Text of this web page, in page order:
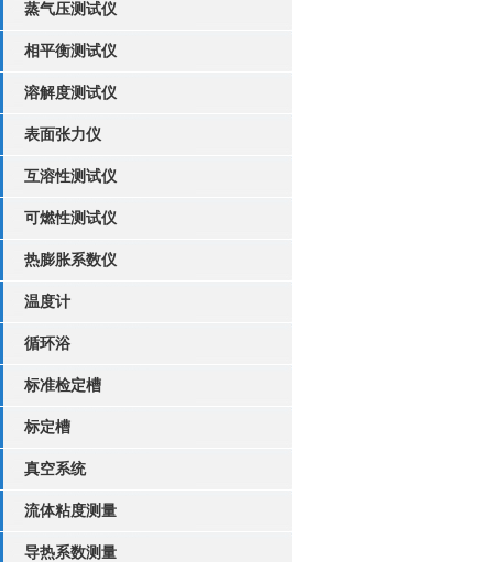
蒸气压测试仪
相平衡测试仪
溶解度测试仪
表面张力仪
互溶性测试仪
可燃性测试仪
热膨胀系数仪
温度计
循环浴
标准检定槽
标定槽
真空系统
流体粘度测量
导热系数测量